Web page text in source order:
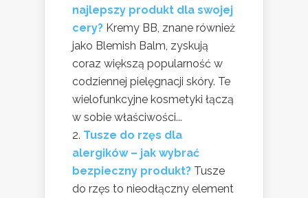
najlepszy produkt dla swojej
cery? Kremy BB, znane również
jako Blemish Balm, zyskują
coraz większą popularność w
codziennej pielęgnacji skóry. Te
wielofunkcyjne kosmetyki łączą
w sobie właściwości...
Tusze do rzęs dla
alergików – jak wybrać
bezpieczny produkt? Tusze
do rzęs to nieodłączny element